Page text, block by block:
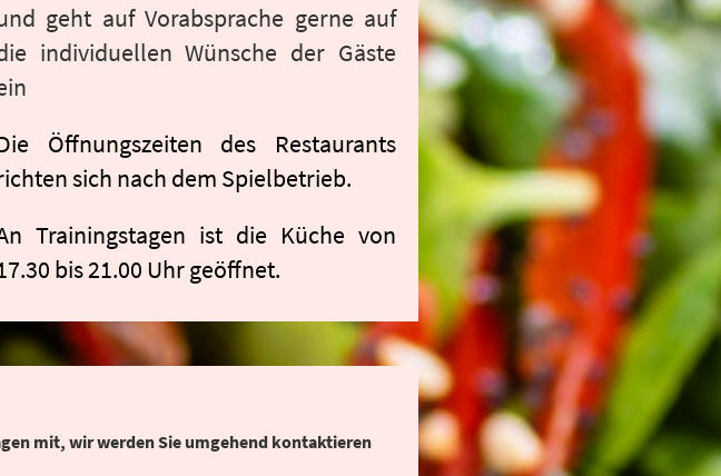
geht auf Vorabsprache gerne auf
individuellen Wünsche der Gäste
Öffnungszeiten des Restaurants
sich nach dem Spielbetrieb.
Trainingstagen ist die Küche von
bis 21.00 Uhr geöffnet.
mit, wir werden Sie umgehend kontaktieren